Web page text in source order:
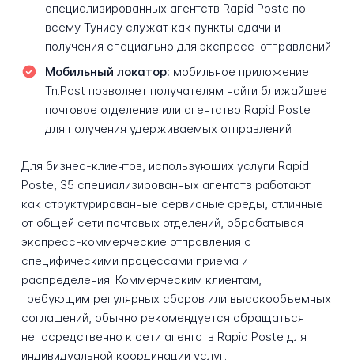
специализированных агентств Rapid Poste по
всему Тунису служат как пункты сдачи и
получения специально для экспресс-отправлений
Мобильный локатор: мобильное приложение
Tn.Post позволяет получателям найти ближайшее
почтовое отделение или агентство Rapid Poste
для получения удерживаемых отправлений
Для бизнес-клиентов, использующих услуги Rapid
Poste, 35 специализированных агентств работают
как структурированные сервисные среды, отличные
от общей сети почтовых отделений, обрабатывая
экспресс-коммерческие отправления с
специфическими процессами приема и
распределения. Коммерческим клиентам,
требующим регулярных сборов или высокообъемных
соглашений, обычно рекомендуется обращаться
непосредственно к сети агентств Rapid Poste для
индивидуальной координации услуг.